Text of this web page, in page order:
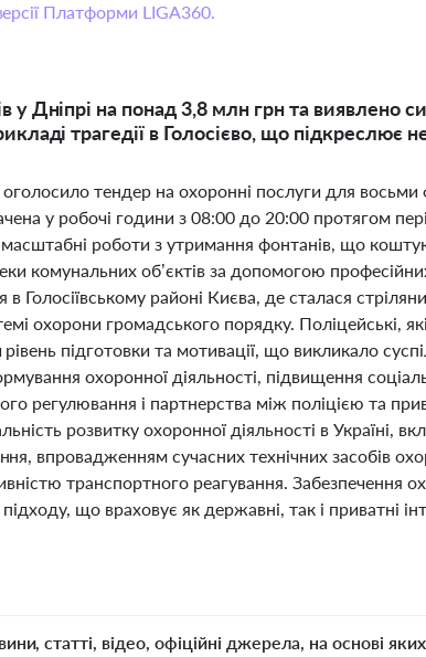
Платформи LIGA360.
Дніпрі на понад 3,8 млн грн та виявлено
трагедії в Голосієво, що підкреслює
тендер на охоронні послуги для восьми
у робочі години з 08:00 до 20:00 протягом
роботи з утримання фонтанів, що
комунальних об’єктів за допомогою
Голосіївському районі Києва, де сталася
охорони громадського порядку. Поліцейські,
підготовки та мотивації, що викликало
охоронної діяльності, підвищення
регулювання і партнерства між поліцією та
розвитку охоронної діяльності в Україні,
впровадженням сучасних технічних засобів
транспортного реагування. Забезпечення
що враховує як державні, так і приватні
статті, відео, офіційні джерела, на основі яких